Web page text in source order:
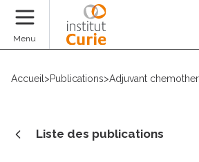
Menu
Accueil >Publications>Adjuvant
Liste des publications